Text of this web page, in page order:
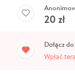
20 zł
Dołącz
Wpłać